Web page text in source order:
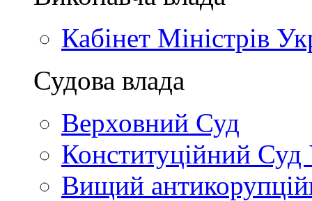
Кабінет Міністрів
Судова влада
Верховний Суд
Конституційний Суд
Вищий